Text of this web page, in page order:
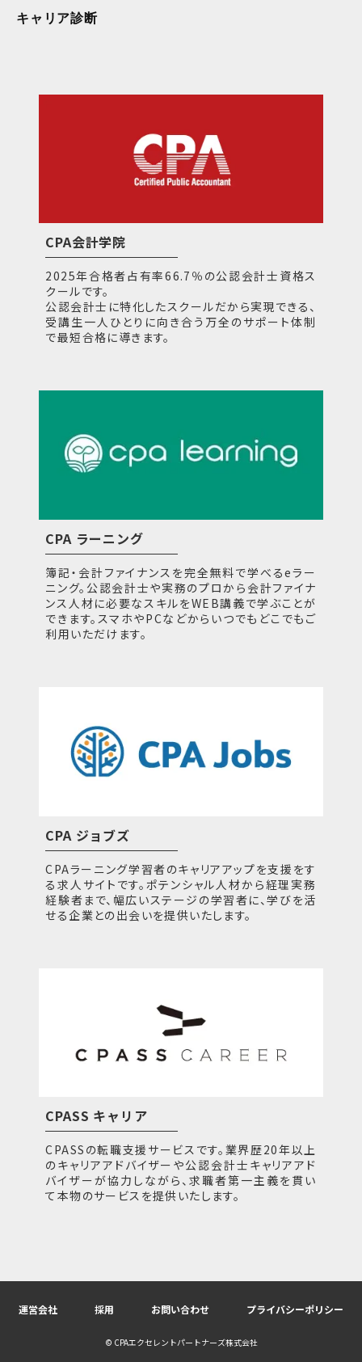
キャリア診断
CPA会計学院
2025年合格者占有率66.7％の公認会計士資格ス
クールです。
公認会計士に特化したスクールだから実現できる、
受講生一人ひとりに向き合う万全のサポート体制
で最短合格に導きます。
CPA ラーニング
簿記・会計ファイナンスを完全無料で学べるeラー
ニング。公認会計士や実務のプロから会計ファイナ
ンス人材に必要なスキルをWEB講義で学ぶことが
できます。スマホやPCなどからいつでもどこでもご
利用いただけます。
CPA ジョブズ
CPAラーニング学習者のキャリアアップを支援をす
る求人サイトです。ポテンシャル人材から経理実務
経験者まで、幅広いステージの学習者に、学びを活
せる企業との出会いを提供いたします。
CPASS キャリア
CPASSの転職支援サービスです。業界歴20年以上
のキャリアアドバイザーや公認会計士キャリアアド
バイザーが協力しながら、求職者第一主義を貫い
て本物のサービスを提供いたします。
運営会社 採用 お問い合わせ プライバシーポリシー
© CPAエクセレントパートナーズ株式会社